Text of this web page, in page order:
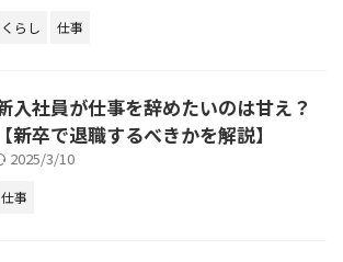
くらし 仕事
入社員が仕事を辞めたいのは甘え？
【新卒で退職するべきかを解説】
2025/3/10
仕事